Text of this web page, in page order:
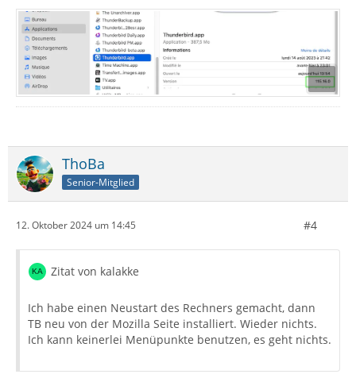
ThoBa
Senior-Mitglied
12. Oktober 2024 um 14:45 #4
Zitat von kalakke
Ich habe einen Neustart des Rechners gemacht, dann
TB neu von der Mozilla Seite installiert. Wieder nichts.
Ich kann keinerlei Menüpunkte benutzen, es geht nichts.